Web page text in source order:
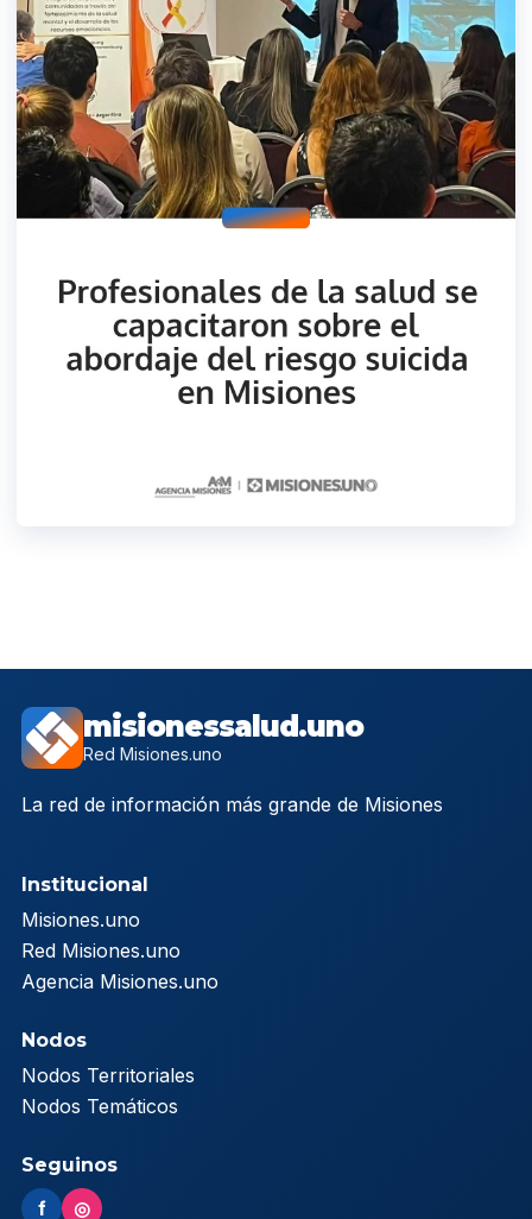
misionessalud.uno
Red Misiones.uno
La red de información más grande de Misiones
Institucional
Misiones.uno
Red Misiones.uno
Agencia Misiones.uno
Nodos
Nodos Territoriales
Nodos Temáticos
Seguinos
f ◎